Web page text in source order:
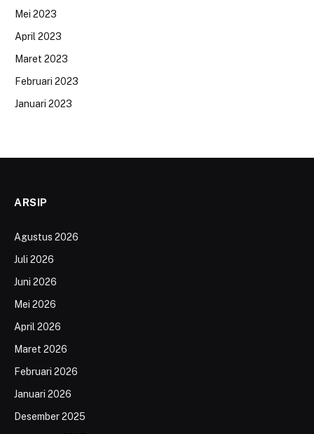
Mei 2023
April 2023
Maret 2023
Februari 2023
Januari 2023
ARSIP
Agustus 2026
Juli 2026
Juni 2026
Mei 2026
April 2026
Maret 2026
Februari 2026
Januari 2026
Desember 2025